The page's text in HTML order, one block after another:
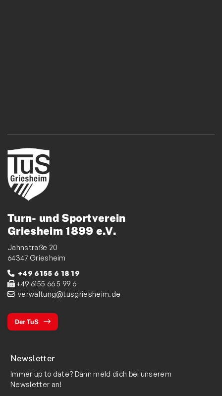
Turn- und Sportverein
Griesheim 1899 e.V.
Jahnstraße 20
64347 Griesheim
+49 6155 6 18 19
+49 6155 66 5 99 6
verwaltung@tusgriesheim.de
Der TuS
Newsletter
Immer up to date? Dann meld dich bei unserem
Newsletter an!